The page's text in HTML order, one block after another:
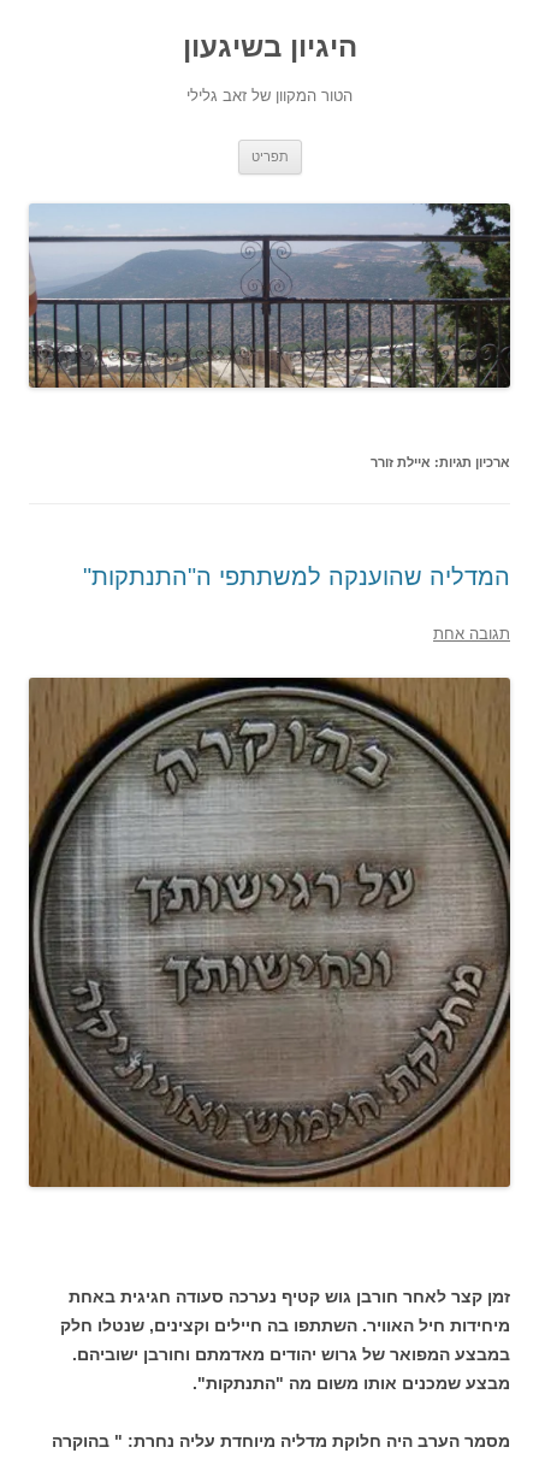
היגיון בשיגעון
הטור המקוון של זאב גלילי
תפריט
ארכיון תגיות: איילת זורר
המדליה שהוענקה למשתתפי ה"התנתקות"
תגובה אחת
זמן קצר לאחר חורבן גוש קטיף נערכה סעודה חגיגית באחת
מיחידות חיל האוויר. השתתפו בה חיילים וקצינים, שנטלו חלק
במבצע המפואר של גרוש יהודים מאדמתם וחורבן ישוביהם.
מבצע שמכנים אותו משום מה "התנתקות".
מסמר הערב היה חלוקת מדליה מיוחדת עליה נחרת: " בהוקרה